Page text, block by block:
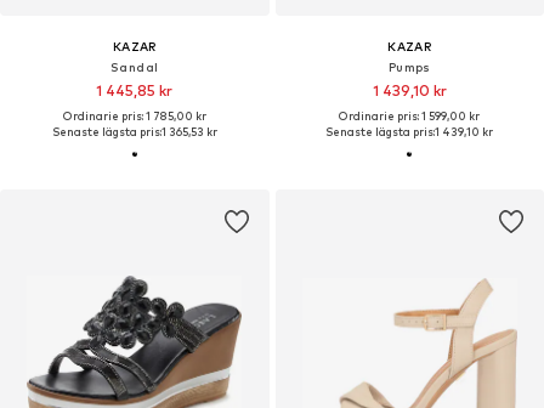
KAZAR
Sandal
1 445,85 kr
Ordinarie pris: 1 785,00 kr
Senaste lägsta pris:1 365,53 kr
KAZAR
Pumps
1 439,10 kr
Ordinarie pris: 1 599,00 kr
Senaste lägsta pris:1 439,10 kr